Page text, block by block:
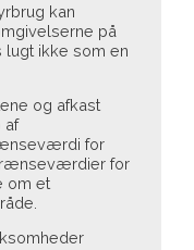
kan
på
lugt ikke som en
og afkast
af
for
for
om et